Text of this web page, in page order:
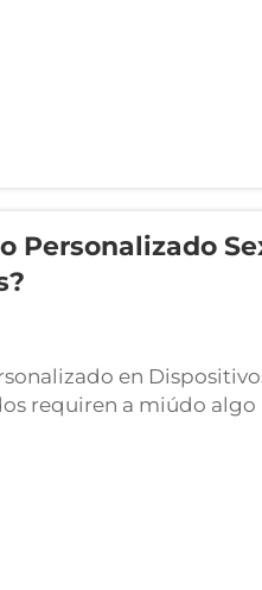
Personalizado
en
requiren a miúdo algo